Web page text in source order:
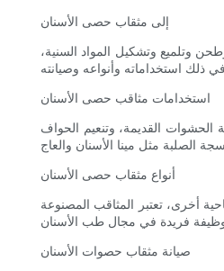
إلى مثقاب حصى الأسنان
وتلميع وتشكيل المواد السنية،
استخدامات مثاقب حصى الأسنان
القديمة، وتنعيم الحواف
أنواع مثقاب حصى الأسنان
أخرى، تعتبر المثاقب المصنوعة
صيانة مثقاب حصوات الأسنان